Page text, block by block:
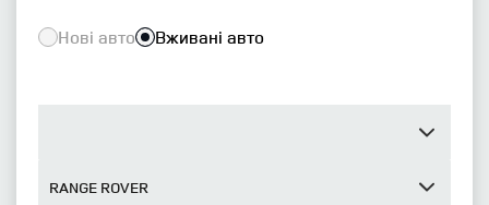
Нові авто Вживані авто